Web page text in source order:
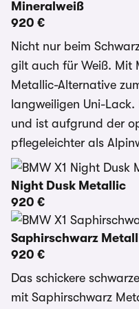
Mineralweiß
920 €
Nicht nur beim
gilt auch für Weiß. Mit
Metallic-Alternative
langweiligen Uni-
und ist aufgrund der
pflegeleichter als
Night Dusk Metallic
920 €
Saphirschwarz
920 €
Das schickere
mit Saphirschwarz